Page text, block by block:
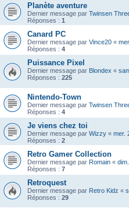
Planète aventure
Dernier message par Twinsen
Réponses : 1
Canard PC
Dernier message par Vince20 «
Réponses : 4
Puissance Pixel
Dernier message par Blondex «
Réponses : 225
Nintendo-Town
Dernier message par Twinsen
Réponses : 4
Je viens chez toi
Dernier message par Wizzy « mer.
Réponses : 2
Retro Gamer Collection
Dernier message par Romain «
Réponses : 7
Retroquest
Dernier message par Retro Kidz «
Réponses : 29